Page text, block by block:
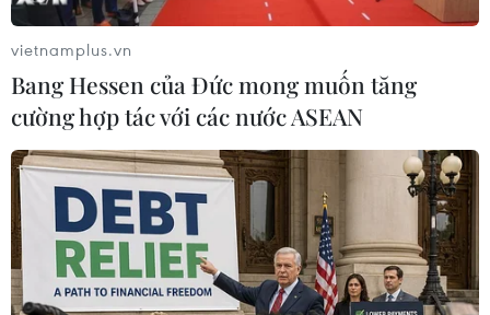
vietnamplus.vn
Bang Hessen của Đức mong muốn tăng
cường hợp tác với các nước ASEAN